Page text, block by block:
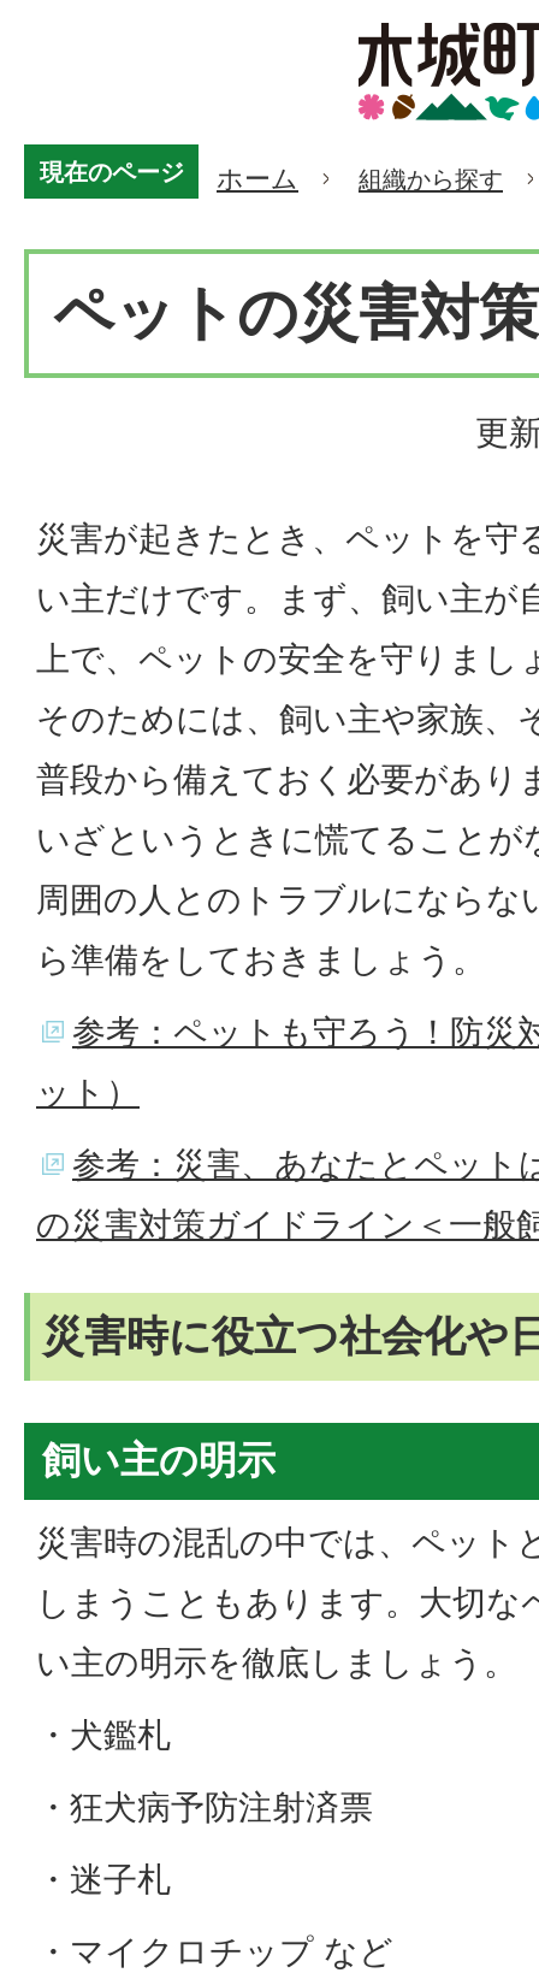
現在のページ ホーム 組織から探す
ペットの災害対策
更
災害が起きたとき、ペットを守
い主だけです。まず、飼い主が
上で、ペットの安全を守りまし
そのためには、飼い主や家族、
普段から備えておく必要があり
いざというときに慌てることが
周囲の人とのトラブルにならな
ら準備をしておきましょう。
参考：ペットも守ろう！防災
ット）
参考：災害、あなたとペット
の災害対策ガイドライン＜一般
災害時に役立つ社会化や
飼い主の明示
災害時の混乱の中では、ペット
しまうこともあります。大切な
い主の明示を徹底しましょう。
・犬鑑札
・狂犬病予防注射済票
・迷子札
・マイクロチップ など